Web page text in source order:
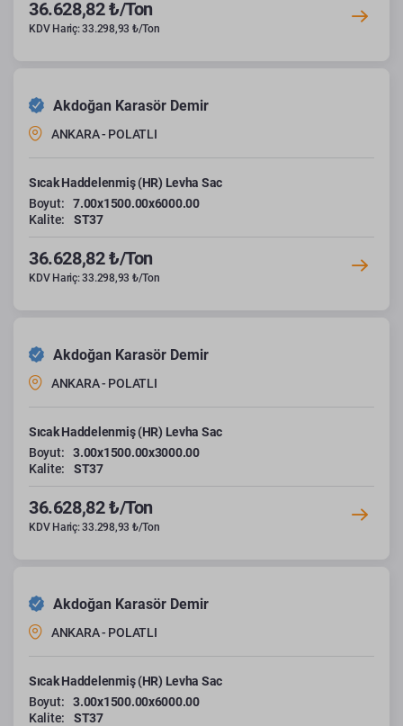
36.628,82 ₺/Ton
KDV Hariç: 33.298,93 ₺/Ton
Akdoğan Karasör Demir
ANKARA - POLATLI
Sıcak Haddelenmiş (HR) Levha Sac
Boyut:
7.00x1500.00x6000.00
Kalite:
ST37
36.628,82 ₺/Ton
KDV Hariç: 33.298,93 ₺/Ton
Akdoğan Karasör Demir
ANKARA - POLATLI
Sıcak Haddelenmiş (HR) Levha Sac
Boyut:
3.00x1500.00x3000.00
Kalite:
ST37
36.628,82 ₺/Ton
KDV Hariç: 33.298,93 ₺/Ton
Akdoğan Karasör Demir
ANKARA - POLATLI
Sıcak Haddelenmiş (HR) Levha Sac
Boyut:
3.00x1500.00x6000.00
Kalite:
ST37